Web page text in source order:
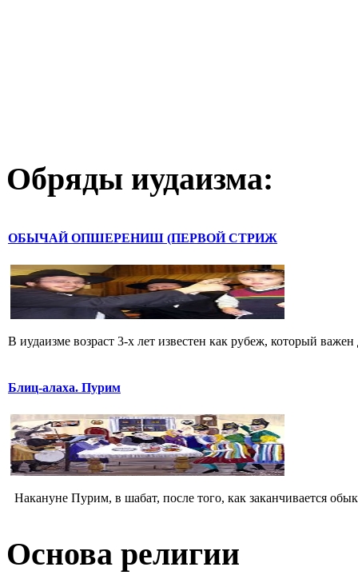
Обряды иудаизма:
ОБЫЧАЙ ОПШЕРЕНИШ (ПЕРВОЙ СТРИЖ
В иудаизме возраст 3-х лет известен как рубеж, который
Блиц-алаха. Пурим
Накануне Пурим, в шабат, после того, как заканчивается
Основа религии